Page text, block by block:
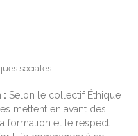
sociales :
: Selon le collectif Éthique
mettent en avant des
formation et le respect